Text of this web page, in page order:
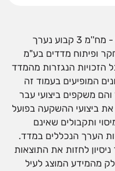
מדד אינדקס מדינה שקלי - מח''מ 3 קבוע נערך
ופיתוח מדדים בע"מ
הזכויות הנגזרות מהמדד
המופיעים בעמוד זה
משקפים ביצועי עבר
ביצועי ההשקעה בפועל
ותקבולים שאינם
הערך הנכללים במדד.
לחזות את התוצאות
מהמידע המוצג לעיל